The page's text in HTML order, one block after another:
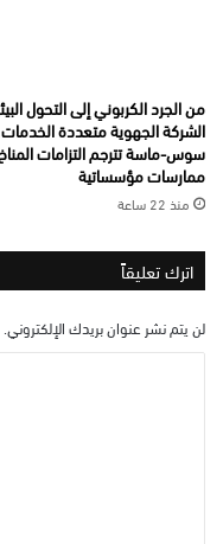
من الجرد الكربوني إلى التحول
الشركة الجهوية متعددة الخدمات
سوس-ماسة تترجم التزامات
ممارسات مؤسساتية
منذ 22 ساعة
اترك تعليقاً
لن يتم نشر عنوان بريدك الإلكتروني.